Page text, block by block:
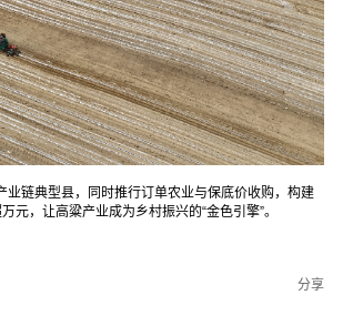
业链典型县，同时推行订单农业与保底价收购，构建
元，让高粱产业成为乡村振兴的“金色引擎”。
分享